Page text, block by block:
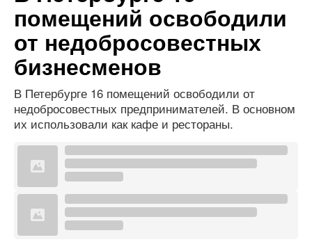
помещений освободили
от недобросовестных
бизнесменов
В Петербурге 16 помещений освободили от
недобросовестных предпринимателей. В основном
их использовали как кафе и рестораны.